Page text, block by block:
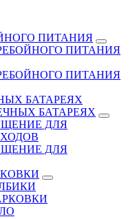
ПИТАНИЯ
ПИТАНИЯ
ПИТАНИЯ
БАТАРЕЯХ
БАТАРЕЯХ
ДЛЯ
ДЛЯ